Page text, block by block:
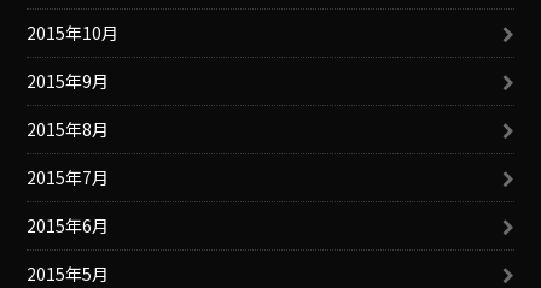
2015年10月
2015年9月
2015年8月
2015年7月
2015年6月
2015年5月